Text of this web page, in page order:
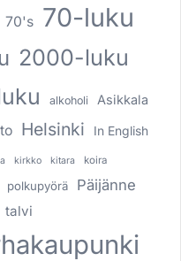
70's 70-luku
2000-luku
alkoholi Asikkala
Helsinki In English
kirkko kitara koira
polkupyörä Päijänne
talvi